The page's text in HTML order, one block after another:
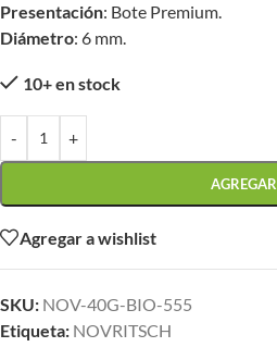
Presentación: Bote Premium.
Diámetro: 6 mm.
10+ en stock
- +
AGREGAR
Agregar a wishlist
SKU: NOV-40G-BIO-555
Etiqueta: NOVRITSCH